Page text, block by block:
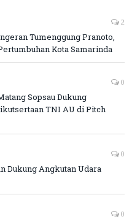
2
Tumenggung Pranoto,
Kota Samarinda
0
Sopsau Dukung
TNI AU di Pitch
0
Dukung Angkutan Udara
0